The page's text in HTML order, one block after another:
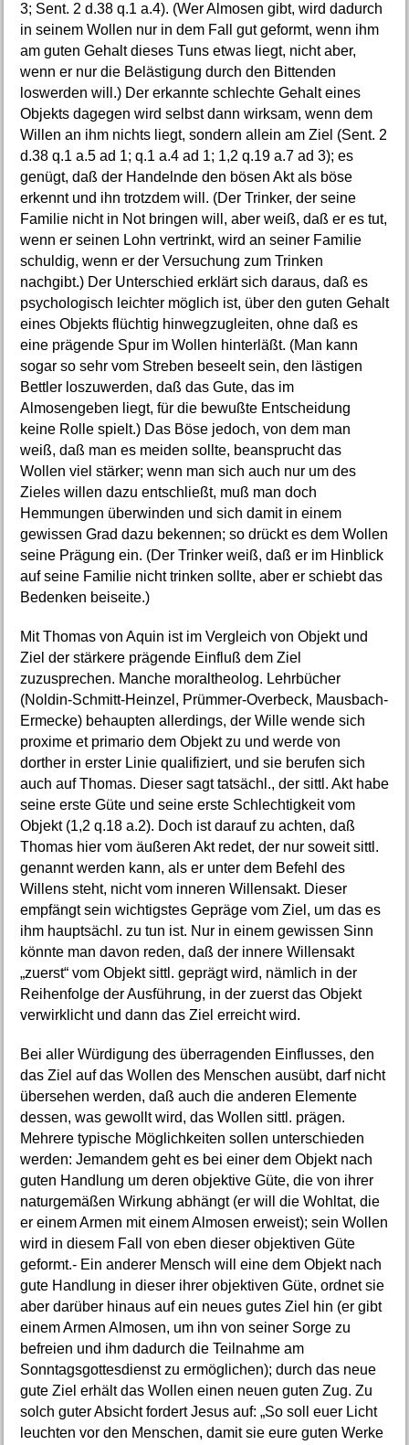
3; Sent. 2 d.38 q.1 a.4). (Wer Almosen gibt, wird dadurch
in seinem Wollen nur in dem Fall gut geformt, wenn ihm
am guten Gehalt dieses Tuns etwas liegt, nicht aber,
wenn er nur die Belästigung durch den Bittenden
loswerden will.) Der erkannte schlechte Gehalt eines
Objekts dagegen wird selbst dann wirksam, wenn dem
Willen an ihm nichts liegt, sondern allein am Ziel (Sent. 2
d.38 q.1 a.5 ad 1; q.1 a.4 ad 1; 1,2 q.19 a.7 ad 3); es
genügt, daß der Handelnde den bösen Akt als böse
erkennt und ihn trotzdem will. (Der Trinker, der seine
Familie nicht in Not bringen will, aber weiß, daß er es tut,
wenn er seinen Lohn vertrinkt, wird an seiner Familie
schuldig, wenn er der Versuchung zum Trinken
nachgibt.) Der Unterschied erklärt sich daraus, daß es
psychologisch leichter möglich ist, über den guten Gehalt
eines Objekts flüchtig hinwegzugleiten, ohne daß es
eine prägende Spur im Wollen hinterläßt. (Man kann
sogar so sehr vom Streben beseelt sein, den lästigen
Bettler loszuwerden, daß das Gute, das im
Almosengeben liegt, für die bewußte Entscheidung
keine Rolle spielt.) Das Böse jedoch, von dem man
weiß, daß man es meiden sollte, beansprucht das
Wollen viel stärker; wenn man sich auch nur um des
Zieles willen dazu entschließt, muß man doch
Hemmungen überwinden und sich damit in einem
gewissen Grad dazu bekennen; so drückt es dem Wollen
seine Prägung ein. (Der Trinker weiß, daß er im Hinblick
auf seine Familie nicht trinken sollte, aber er schiebt das
Bedenken beiseite.)
Mit Thomas von Aquin ist im Vergleich von Objekt und
Ziel der stärkere prägende Einfluß dem Ziel
zuzusprechen. Manche moraltheolog. Lehrbücher
(Noldin-Schmitt-Heinzel, Prümmer-Overbeck, Mausbach-
Ermecke) behaupten allerdings, der Wille wende sich
proxime et primario dem Objekt zu und werde von
dorther in erster Linie qualifiziert, und sie berufen sich
auch auf Thomas. Dieser sagt tatsächl., der sittl. Akt habe
seine erste Güte und seine erste Schlechtigkeit vom
Objekt (1,2 q.18 a.2). Doch ist darauf zu achten, daß
Thomas hier vom äußeren Akt redet, der nur soweit sittl.
genannt werden kann, als er unter dem Befehl des
Willens steht, nicht vom inneren Willensakt. Dieser
empfängt sein wichtigstes Gepräge vom Ziel, um das es
ihm hauptsächl. zu tun ist. Nur in einem gewissen Sinn
könnte man davon reden, daß der innere Willensakt
„zuerst“ vom Objekt sittl. geprägt wird, nämlich in der
Reihenfolge der Ausführung, in der zuerst das Objekt
verwirklicht und dann das Ziel erreicht wird.
Bei aller Würdigung des überragenden Einflusses, den
das Ziel auf das Wollen des Menschen ausübt, darf nicht
übersehen werden, daß auch die anderen Elemente
dessen, was gewollt wird, das Wollen sittl. prägen.
Mehrere typische Möglichkeiten sollen unterschieden
werden: Jemandem geht es bei einer dem Objekt nach
guten Handlung um deren objektive Güte, die von ihrer
naturgemäßen Wirkung abhängt (er will die Wohltat, die
er einem Armen mit einem Almosen erweist); sein Wollen
wird in diesem Fall von eben dieser objektiven Güte
geformt.- Ein anderer Mensch will eine dem Objekt nach
gute Handlung in dieser ihrer objektiven Güte, ordnet sie
aber darüber hinaus auf ein neues gutes Ziel hin (er gibt
einem Armen Almosen, um ihn von seiner Sorge zu
befreien und ihm dadurch die Teilnahme am
Sonntagsgottesdienst zu ermöglichen); durch das neue
gute Ziel erhält das Wollen einen neuen guten Zug. Zu
solch guter Absicht fordert Jesus auf: „So soll euer Licht
leuchten vor den Menschen, damit sie eure guten Werke